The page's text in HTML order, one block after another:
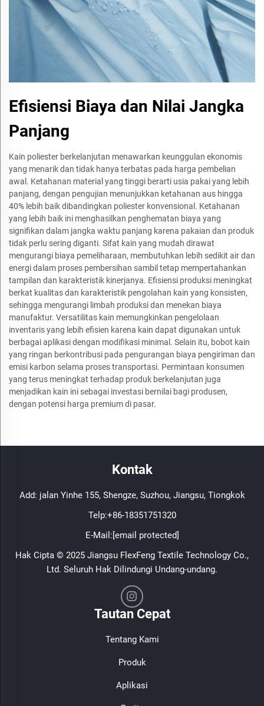
Efisiensi Biaya dan Nilai Jangka
Panjang
Kain poliester berkelanjutan menawarkan keunggulan ekonomis
yang menarik dan tidak hanya terbatas pada harga pembelian
awal. Ketahanan material yang tinggi berarti usia pakai yang lebih
panjang, dengan pengujian menunjukkan ketahanan aus hingga
40% lebih baik dibandingkan poliester konvensional. Ketahanan
yang lebih baik ini menghasilkan penghematan biaya yang
signifikan dalam jangka waktu panjang karena pakaian dan produk
tidak perlu sering diganti. Sifat kain yang mudah dirawat
mengurangi biaya pemeliharaan, membutuhkan lebih sedikit air dan
energi dalam proses pembersihan sambil tetap mempertahankan
tampilan dan karakteristik kinerjanya. Efisiensi produksi meningkat
berkat kualitas dan karakteristik pengolahan kain yang konsisten,
sehingga mengurangi limbah produksi dan menekan biaya
manufaktur. Versatilitas kain memungkinkan pengelolaan
inventaris yang lebih efisien karena kain dapat digunakan untuk
berbagai aplikasi dengan modifikasi minimal. Selain itu, bobot kain
yang ringan berkontribusi pada pengurangan biaya pengiriman dan
emisi karbon selama proses transportasi. Permintaan konsumen
yang terus meningkat terhadap produk berkelanjutan juga
menjadikan kain ini sebagai investasi bernilai bagi produsen,
dengan potensi harga premium di pasar.
Kontak
Add: jalan Yinhe 155, Shengze, Suzhou, Jiangsu, Tiongkok
Telp:+86-18351751320
E-Mail: [email protected]
Hak Cipta © 2025 Jiangsu FlexFeng Textile Technology Co.,
Ltd. Seluruh Hak Dilindungi Undang-undang.
Tautan Cepat
Tentang Kami
Produk
Aplikasi